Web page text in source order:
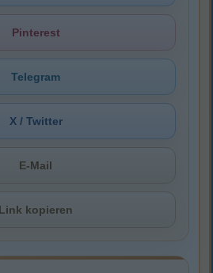
Pinterest
Telegram
X / Twitter
E-Mail
Link kopieren